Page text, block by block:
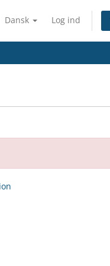
Dansk Log ind